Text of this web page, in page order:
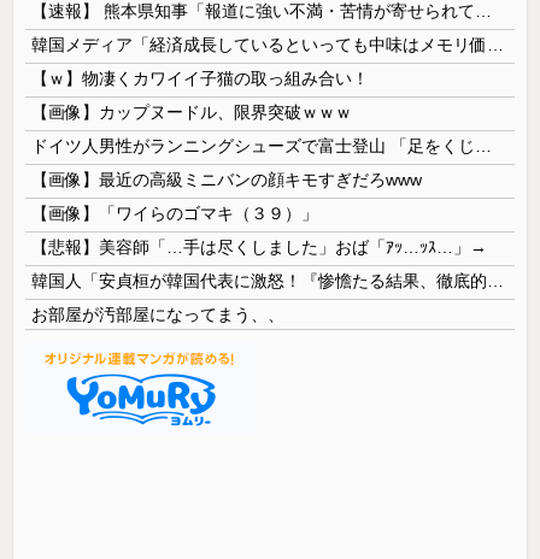
【速報】 熊本県知事「報道に強い不満・苦情が寄せられている」→TBSの報道特集がまさにそれな件
韓国メディア「経済成長しているといっても中味はメモリ価格だけ。雇用増加見通しが半減してしまった」……韓国の内需不況は根強い状況っすね
【ｗ】物凄くカワイイ子猫の取っ組み合い！
【画像】カップヌードル、限界突破ｗｗｗ
ドイツ人男性がランニングシューズで富士登山 「足をくじいて動けない」
【画像】最近の高級ミニバンの顔キモすぎだろwww
【画像】「ワイらのゴマキ（３９）」
【悲報】美容師「…手は尽くしました」おば「ｱｯ…ｯｽ…」→
韓国人「安貞桓が韓国代表に激怒！『惨憺たる結果、徹底的な刷新が必要だ』と監督や協会を痛烈批判」
お部屋が汚部屋になってまう、、